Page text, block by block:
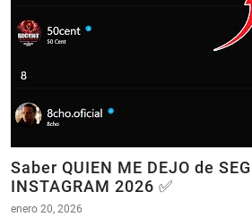
Saber QUIEN ME DEJO de
INSTAGRAM 2026 ✅
enero 20, 2026